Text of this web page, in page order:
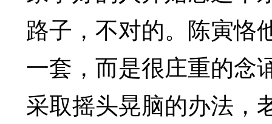
路子，不对的。陈寅恪
一套，而是很庄重的念
采取摇头晃脑的办法，